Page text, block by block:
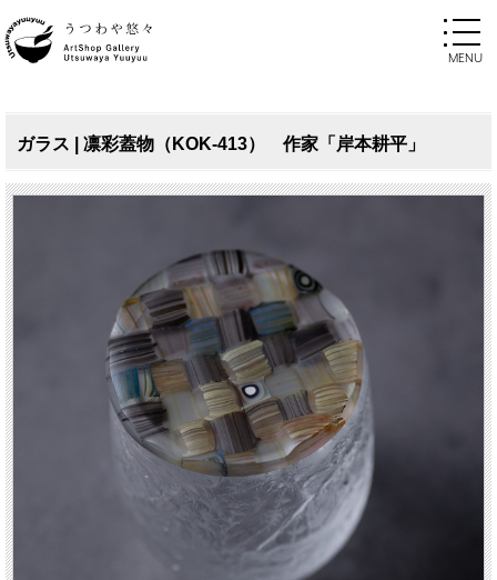
ガラス | 凛彩蓋物（KOK-413） 作家「岸本耕平」